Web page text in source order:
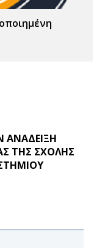
ΑΝΑΔΕΙΞΗ
ΤΗΣ ΣΧΟΛΗΣ